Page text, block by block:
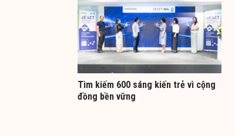
Tìm kiếm 600 sáng kiến trẻ vì cộng
đồng bền vững